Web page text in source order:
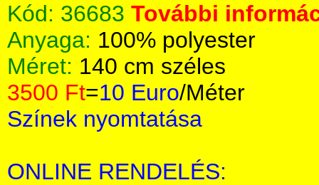
Kód: 36683 További
Anyaga: 100% polyester
Méret: 140 cm széles
3500 Ft=10 Euro/Méter
Színek nyomtatása
ONLINE RENDELÉS: